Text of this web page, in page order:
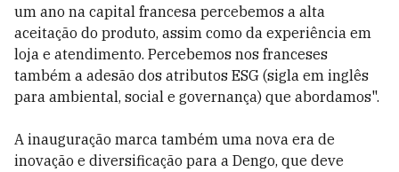
um ano na capital francesa percebemos a alta
aceitação do produto, assim como da experiência em
loja e atendimento. Percebemos nos franceses
também a adesão dos atributos ESG (sigla em inglês
para ambiental, social e governança) que abordamos".
A inauguração marca também uma nova era de
inovação e diversificação para a Dengo, que deve